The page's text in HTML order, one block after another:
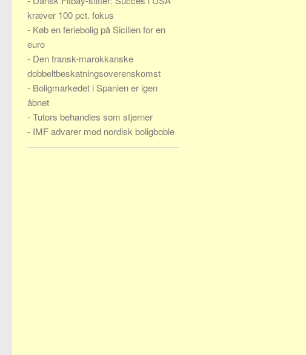
kræver 100 pct. fokus
- Køb en feriebolig på Sicilien for en
euro
- Den fransk-marokkanske
dobbeltbeskatningsoverenskomst
- Boligmarkedet i Spanien er igen
åbnet
-Tutors behandles som stjerner
- IMF advarer mod nordisk boligboble